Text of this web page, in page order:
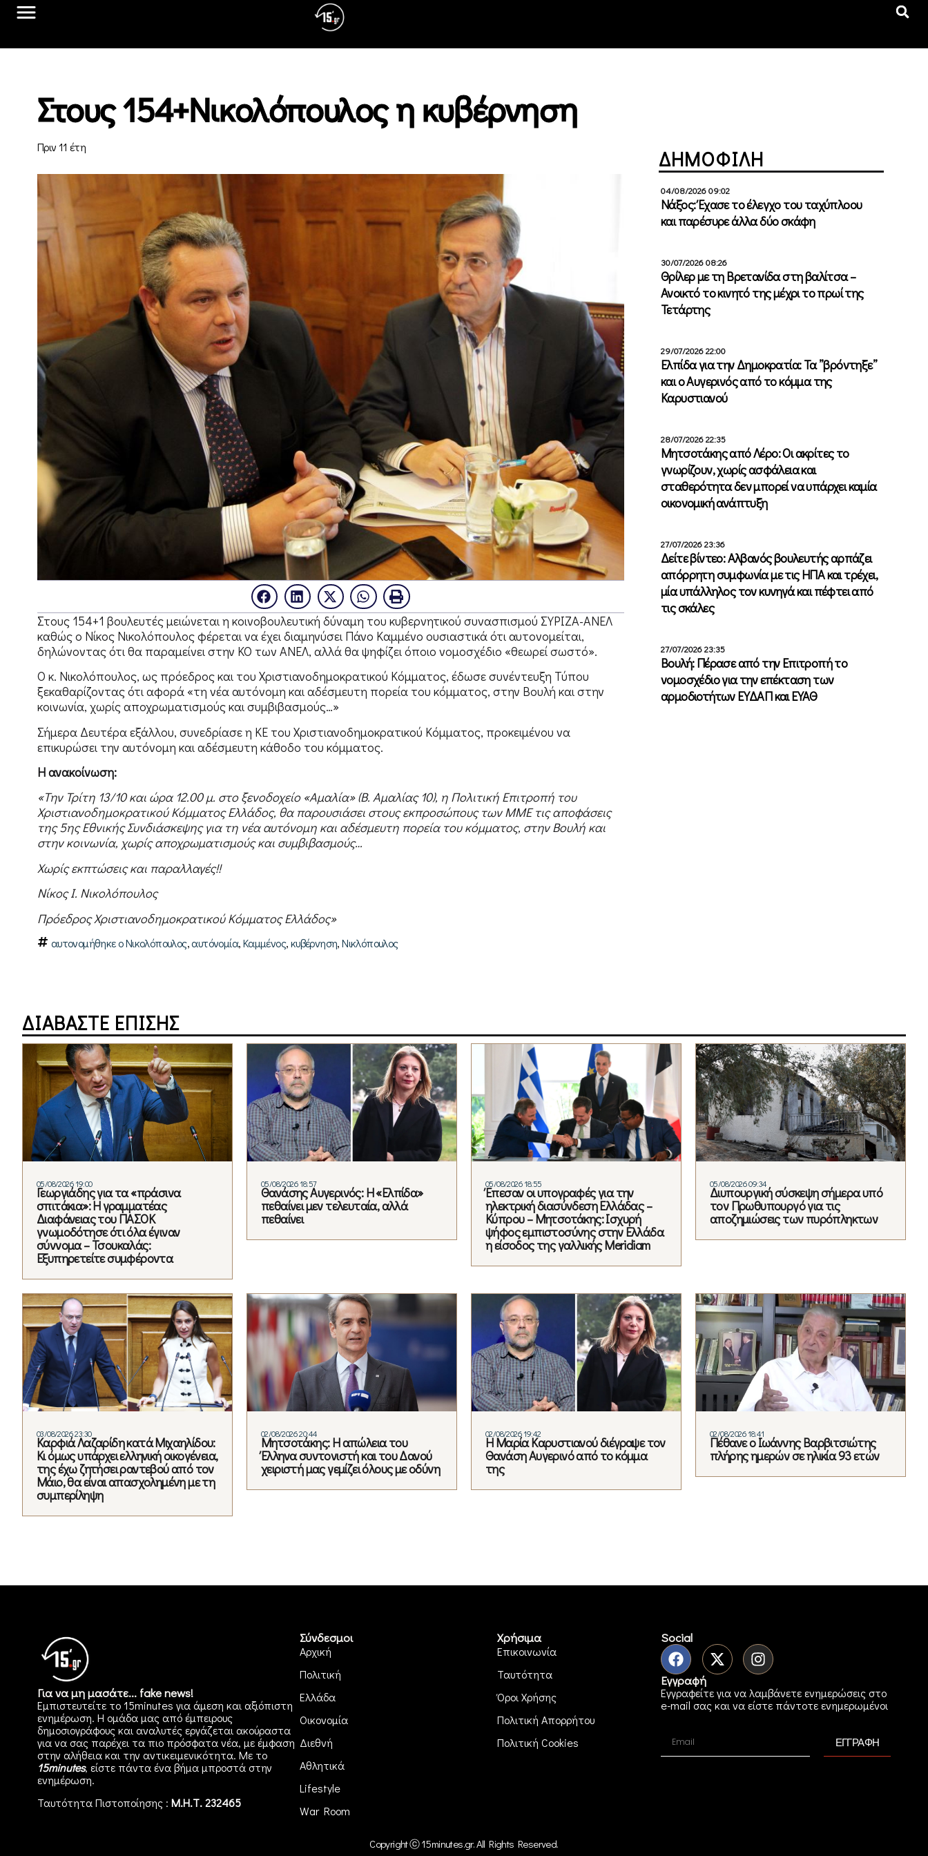
Στους 154+Νικολόπουλος η κυβέρνηση
Πριν 11 έτη
Στους 154+1 βουλευτές μειώνεται η κοινοβουλευτική δύναμη του κυβερνητικού συνασπισμού ΣΥΡΙΖΑ-ΑΝΕΛ
καθώς ο Νίκος Νικολόπουλος φέρεται να έχει διαμηνύσει Πάνο Καμμένο oυσιαστικά ότι αυτονομείται,
δηλώνοντας ότι θα παραμείνει στην ΚΟ των ΑΝΕΛ, αλλά θα ψηφίζει όποιο νομοσχέδιο «θεωρεί σωστό».
Ο κ. Νικολόπουλος, ως πρόεδρος και του Χριστιανοδημοκρατικού Κόμματος, έδωσε συνέντευξη Τύπου
ξεκαθαρίζοντας ότι αφορά «τη νέα αυτόνομη και αδέσμευτη πορεία του κόμματος, στην Βουλή και στην
κοινωνία, χωρίς αποχρωματισμούς και συμβιβασμούς…»
Σήμερα Δευτέρα εξάλλου, συνεδρίασε η ΚΕ του Χριστιανοδημοκρατικού Κόμματος, προκειμένου να
επικυρώσει την αυτόνομη και αδέσμευτη κάθοδο του κόμματος.
Η ανακοίνωση:
«Την Τρίτη 13/10 και ώρα 12.00 μ. στο ξενοδοχείο «Αμαλία» (Β. Αμαλίας 10), η Πολιτική Επιτροπή του
Χριστιανοδημοκρατικού Κόμματος Ελλάδος, θα παρουσιάσει στους εκπροσώπους των ΜΜΕ τις αποφάσεις
της 5ης Εθνικής Συνδιάσκεψης για τη νέα αυτόνομη και αδέσμευτη πορεία του κόμματος, στην Βουλή και
στην κοινωνία, χωρίς αποχρωματισμούς και συμβιβασμούς…
Χωρίς εκπτώσεις και παραλλαγές!!
Νίκος Ι. Νικολόπουλος
Πρόεδρος Χριστιανοδημοκρατικού Κόμματος Ελλάδος»
αυτονομήθηκε ο Νικολόπουλος,αυτόνομία,Καμμένος,κυβέρνηση, Νικλόπουλος
ΔΗΜΟΦΙΛΗ
04/08/2026 09:02
Νάξος: Έχασε το έλεγχο του ταχύπλοου
και παρέσυρε άλλα δύο σκάφη
30/07/2026 08:26
Θρίλερ με τη Βρετανίδα στη βαλίτσα –
Ανοικτό το κινητό της μέχρι το πρωί της
Τετάρτης
29/07/2026 22:00
Ελπίδα για την Δημοκρατία: Τα ”βρόντηξε”
και ο Αυγερινός από το κόμμα της
Καρυστιανού
28/07/2026 22:35
Μητσοτάκης από Λέρο: Οι ακρίτες το
γνωρίζουν, χωρίς ασφάλεια και
σταθερότητα δεν μπορεί να υπάρχει καμία
οικονομική ανάπτυξη
27/07/2026 23:36
Δείτε βίντεο: Αλβανός βουλευτής αρπάζει
απόρρητη συμφωνία με τις ΗΠΑ και τρέχει,
μία υπάλληλος τον κυνηγά και πέφτει από
τις σκάλες
27/07/2026 23:35
Βουλή: Πέρασε από την Επιτροπή το
νομοσχέδιο για την επέκταση των
αρμοδιοτήτων ΕΥΔΑΠ και ΕΥΑΘ
ΔΙΑΒΑΣΤΕ ΕΠΙΣΗΣ
05/08/2026 19:00
Γεωργιάδης για τα «πράσινα
σπιτάκια»: Η γραμματέας
Διαφάνειας του ΠΑΣΟΚ
γνωμοδότησε ότι όλα έγιναν
σύννομα – Τσουκαλάς:
Εξυπηρετείτε συμφέροντα
05/08/2026 18:57
Θανάσης Αυγερινός: Η «Ελπίδα»
πεθαίνει μεν τελευταία, αλλά
πεθαίνει
05/08/2026 18:55
Έπεσαν οι υπογραφές για την
ηλεκτρική διασύνδεση Ελλάδας –
Κύπρου – Μητσοτάκης: Ισχυρή
ψήφος εμπιστοσύνης στην Ελλάδα
η είσοδος της γαλλικής Meridiam
05/08/2026 09:34
Διυπουργική σύσκεψη σήμερα υπό
τον Πρωθυπουργό για τις
αποζημιώσεις των πυρόπληκτων
03/08/2026 23:30
Καρφιά Λαζαρίδη κατά Μιχαηλίδου:
Κι όμως υπάρχει ελληνική οικογένεια,
της έχω ζητήσει ραντεβού από τον
Μάιο, θα είναι απασχολημένη με τη
συμπερίληψη
02/08/2026 20:44
Μητσοτάκης: Η απώλεια του
Έλληνα συντονιστή και του Δανού
χειριστή μας γεμίζει όλους με οδύνη
02/08/2026 19:42
Η Μαρία Καρυστιανού διέγραψε τον
Θανάση Αυγερινό από το κόμμα
της
02/08/2026 18:41
Πέθανε ο Ιωάννης Βαρβιτσιώτης
πλήρης ημερών σε ηλικία 93 ετών
Για να μη μασάτε... fake news!
Εμπιστευτείτε το 15minutes για άμεση και αξιόπιστη
ενημέρωση. Η ομάδα μας από έμπειρους
δημοσιογράφους και αναλυτές εργάζεται ακούραστα
για να σας παρέχει τα πιο πρόσφατα νέα, με έμφαση
στην αλήθεια και την αντικειμενικότητα. Με το
15minutes, είστε πάντα ένα βήμα μπροστά στην
ενημέρωση.
Ταυτότητα Πιστοποίησης : Μ.Η.Τ. 232465
Σύνδεσμοι
Αρχική
Πολιτική
Ελλάδα
Οικονομία
Διεθνή
Αθλητικά
Lifestyle
War Room
Χρήσιμα
Επικοινωνία
Ταυτότητα
Όροι Χρήσης
Πολιτική Απορρήτου
Πολιτική Cookies
Social
Εγγραφή
Εγγραφείτε για να λαμβάνετε ενημερώσεις στο
e-mail σας και να είστε πάντοτε ενημερωμένοι
ΕΓΓΡΑΦΗ
Copyright ⓒ 15minutes.gr. All Rights Reserved.